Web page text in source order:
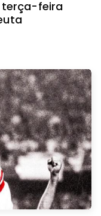
terça-feira